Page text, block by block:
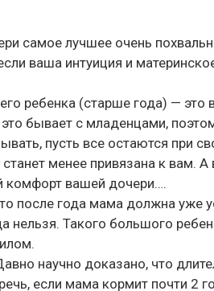
самое лучшее очень
ваша интуиция и
ребенка (старше года) —
бывает с младенцами,
пусть все остаются при
менее привязана к вам.
комфорт вашей дочери….
после года мама должна
нельзя. Такого большого
научно доказано, что
если мама кормит почти 2